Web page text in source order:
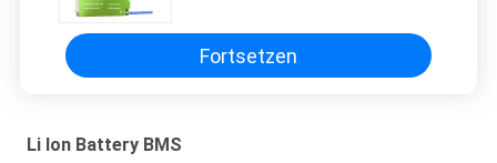
Fortsetzen
Li Ion Battery BMS